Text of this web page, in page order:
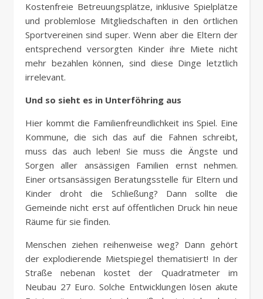
Kostenfreie Betreuungsplätze, inklusive Spielplätze
und problemlose Mitgliedschaften in den örtlichen
Sportvereinen sind super. Wenn aber die Eltern der
entsprechend versorgten Kinder ihre Miete nicht
mehr bezahlen können, sind diese Dinge letztlich
irrelevant.
Und so sieht es in Unterföhring aus
Hier kommt die Familienfreundlichkeit ins Spiel. Eine
Kommune, die sich das auf die Fahnen schreibt,
muss das auch leben! Sie muss die Ängste und
Sorgen aller ansässigen Familien ernst nehmen.
Einer ortsansässigen Beratungsstelle für Eltern und
Kinder droht die Schließung? Dann sollte die
Gemeinde nicht erst auf öffentlichen Druck hin neue
Räume für sie finden.
Menschen ziehen reihenweise weg? Dann gehört
der explodierende Mietspiegel thematisiert! In der
Straße nebenan kostet der Quadratmeter im
Neubau 27 Euro. Solche Entwicklungen lösen akute